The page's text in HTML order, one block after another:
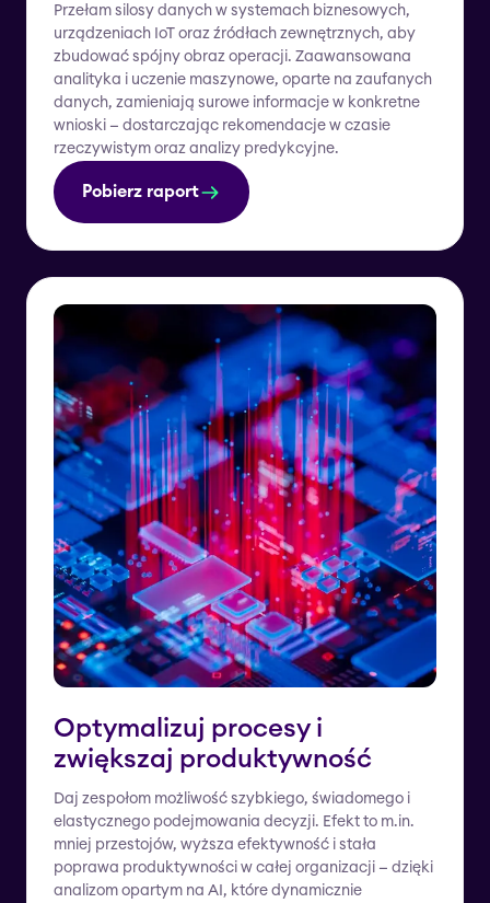
Przełam silosy danych w systemach biznesowych,
urządzeniach IoT oraz źródłach zewnętrznych, aby
zbudować spójny obraz operacji. Zaawansowana
analityka i uczenie maszynowe, oparte na zaufanych
danych, zamieniają surowe informacje w konkretne
wnioski — dostarczając rekomendacje w czasie
rzeczywistym oraz analizy predykcyjne.
Pobierz raport
Optymalizuj procesy i
zwiększaj produktywność
Daj zespołom możliwość szybkiego, świadomego i
elastycznego podejmowania decyzji. Efekt to m.in.
mniej przestojów, wyższa efektywność i stała
poprawa produktywności w całej organizacji — dzięki
analizom opartym na AI, które dynamicznie